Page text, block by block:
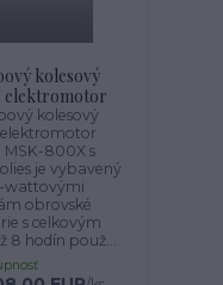
kolesový
elektromotor
kolesový
MSK-800X s
je vybavený
wattovými
obrovské
s celkovým
hodín použ...